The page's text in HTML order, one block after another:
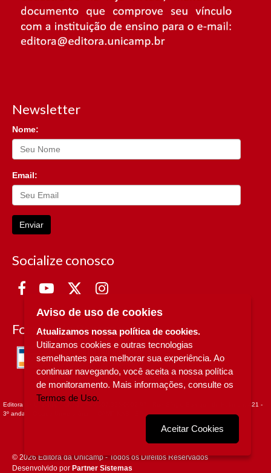
Newsletter
Nome:
Email:
Enviar
Socialize conosco
Formas de Pagamento
Editora da Unicamp - CNPJ n° 49.607.336/0002-97 - Rua Sérgio Buarque de Holanda, 421 -
3º andar - Cidade Universitária - - CAMPINAS - SP
© 2026 Editora da Unicamp - Todos os Direitos Reservados
Desenvolvido por Partner Sistemas
Aviso de uso de cookies
Atualizamos nossa política de cookies.
Utilizamos cookies e outras tecnologias
semelhantes para melhorar sua experiência. Ao
continuar navegando, você aceita a nossa política
de monitoramento. Mais informações, consulte os
Termos de Uso.
Aceitar Cookies